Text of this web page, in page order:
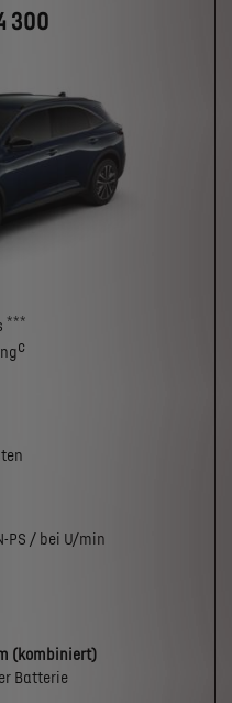
300
***
c
PS / bei U/min
(kombiniert)
Batterie